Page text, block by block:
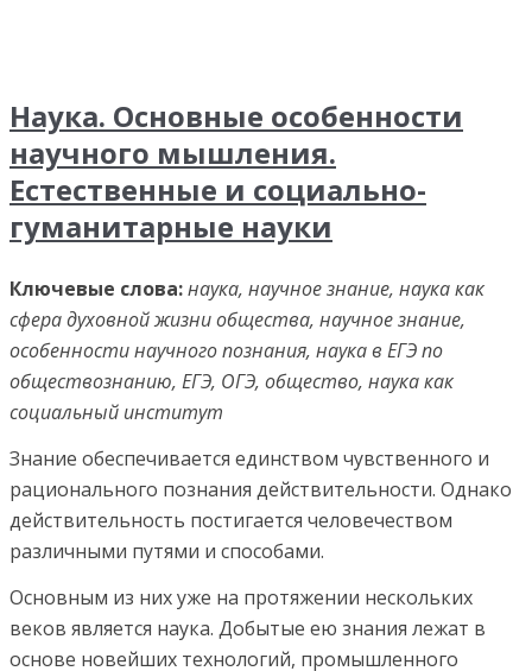
Наука. Основные особенности
научного мышления.
Естественные и социально-
гуманитарные науки
Ключевые слова:наука, научное знание, наука как
сфера духовной жизни общества, научное знание,
особенности научного познания, наука в ЕГЭ по
обществознанию, ЕГЭ, ОГЭ, общество, наука как
социальный институт
Знание обеспечивается единством чувственного и
рационального познания действительности. Однако
действительность постигается человечеством
различными путями и способами.
Основным из них уже на протяжении нескольких
веков является наука. Добытые ею знания лежат в
основе новейших технологий, промышленного